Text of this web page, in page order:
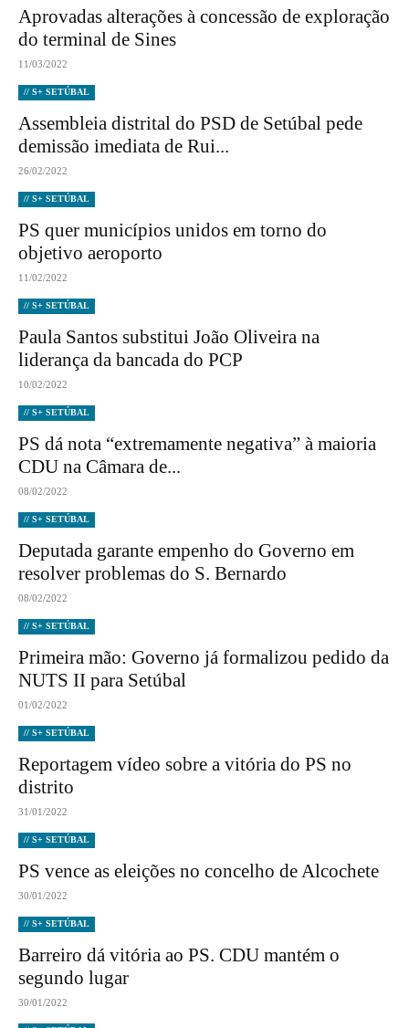
Aprovadas alterações à concessão de exploração
do terminal de Sines
11/03/2022
// S+ SETÚBAL
Assembleia distrital do PSD de Setúbal pede
demissão imediata de Rui...
26/02/2022
// S+ SETÚBAL
PS quer municípios unidos em torno do
objetivo aeroporto
11/02/2022
// S+ SETÚBAL
Paula Santos substitui João Oliveira na
liderança da bancada do PCP
10/02/2022
// S+ SETÚBAL
PS dá nota “extremamente negativa” à maioria
CDU na Câmara de...
08/02/2022
// S+ SETÚBAL
Deputada garante empenho do Governo em
resolver problemas do S. Bernardo
08/02/2022
// S+ SETÚBAL
Primeira mão: Governo já formalizou pedido da
NUTS II para Setúbal
01/02/2022
// S+ SETÚBAL
Reportagem vídeo sobre a vitória do PS no
distrito
31/01/2022
// S+ SETÚBAL
PS vence as eleições no concelho de Alcochete
30/01/2022
// S+ SETÚBAL
Barreiro dá vitória ao PS. CDU mantém o
segundo lugar
30/01/2022